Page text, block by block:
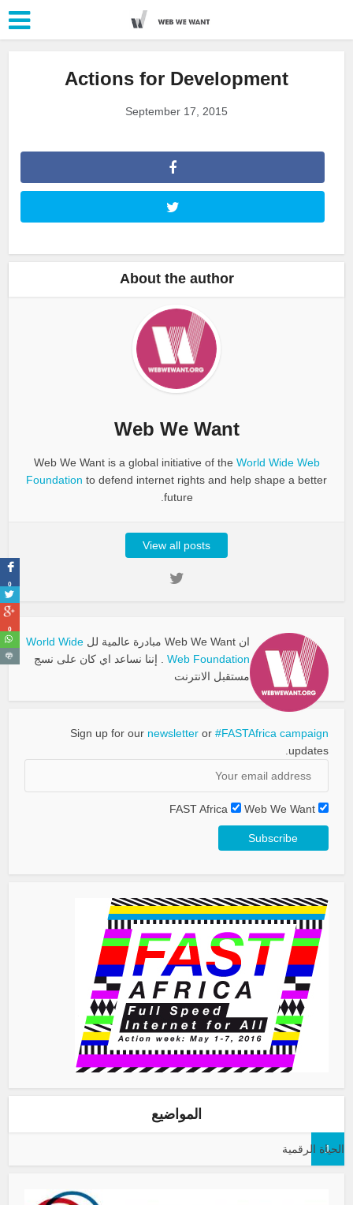
Actions for Development
September 17, 2015
About the author
Web We Want
Web We Want is a global initiative of the World Wide Web
Foundation to defend internet rights and help shape a better
future.
View all posts
ان Web We Want مبادرة عالمية لل
World Wide
Web Foundation . إننا نساعد اي كان على نسج
مستقبل الانترنت
Sign up for our newsletteror #FASTAfrica campaign
updates.
FAST Africa Web We Want
المواضيع
الحياة الرقمية
1
0
0